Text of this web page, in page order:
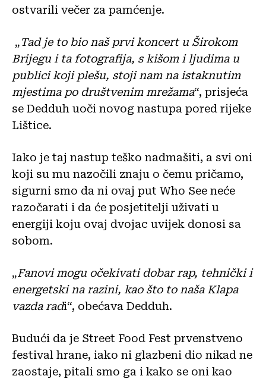
ostvarili večer za pamćenje.
„Tad je to bio naš prvi koncert u Širokom
Brijegu i ta fotografija, s kišom i ljudima u
publici koji plešu, stoji nam na istaknutim
mjestima po društvenim mrežama“, prisjeća
se Dedduh uoči novog nastupa pored rijeke
Lištice.
Iako je taj nastup teško nadmašiti, a svi oni
koji su mu nazočili znaju o čemu pričamo,
sigurni smo da ni ovaj put Who See neće
razočarati i da će posjetitelji uživati u
energiji koju ovaj dvojac uvijek donosi sa
sobom.
„Fanovi mogu očekivati dobar rap, tehnički i
energetski na razini, kao što to naša Klapa
vazda radi“, obećava Dedduh.
Budući da je Street Food Fest prvenstveno
festival hrane, iako ni glazbeni dio nikad ne
zaostaje, pitali smo ga i kako se oni kao